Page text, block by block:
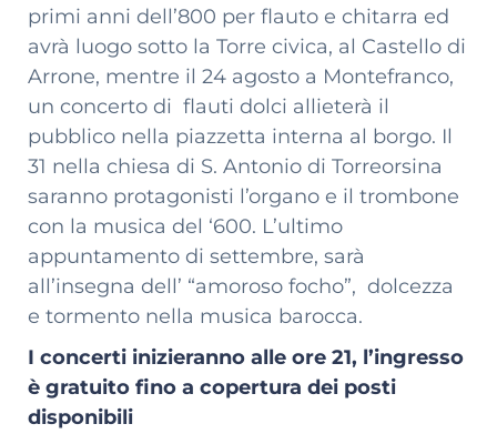
primi anni dell’800 per flauto e chitarra ed
avrà luogo sotto la Torre civica, al Castello di
Arrone, mentre il 24 agosto a Montefranco,
un concerto di flauti dolci allieterà il
pubblico nella piazzetta interna al borgo. Il
31 nella chiesa di S. Antonio di Torreorsina
saranno protagonisti l’organo e il trombone
con la musica del ‘600. L’ultimo
appuntamento di settembre, sarà
all’insegna dell’ “amoroso focho”, dolcezza
e tormento nella musica barocca.
I concerti inizieranno alle ore 21, l’ingresso
è gratuito fino a copertura dei posti
disponibili